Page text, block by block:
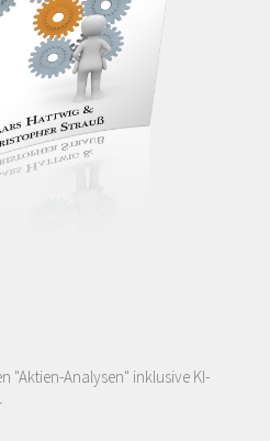
"Aktien-Analysen" inklusive KI-